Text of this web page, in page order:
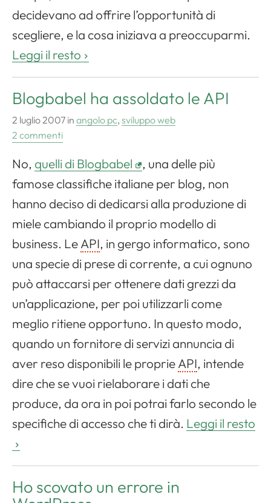
decidevano ad offrire l’opportunità di
scegliere, e la cosa iniziava a preoccuparmi.
Leggi il resto
Blogbabel ha assoldato le API
2 luglio 2007 in angolo pc, sviluppo web
2 commenti
No, quelli di Blogbabel
, una delle più
famose classifiche italiane per blog, non
hanno deciso di dedicarsi alla produzione di
miele cambiando il proprio modello di
business. LeAPI, in gergo informatico, sono
una specie di prese di corrente, a cui ognuno
può attaccarsi per ottenere dati grezzi da
un’applicazione, per poi utilizzarli come
meglio ritiene opportuno. In questo modo,
quando un fornitore di servizi annuncia di
aver reso disponibili le proprieAPI, intende
dire che se vuoi rielaborare i dati che
produce, da ora in poi potrai farlo secondo le
specifiche di accesso che ti dirà. Leggi il resto
Ho scovato un errore in